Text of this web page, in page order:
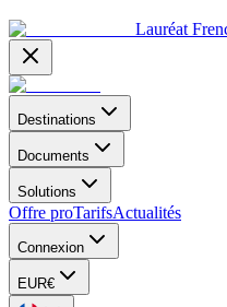
Lauréat
Destinations
Documents
Solutions
Offre proTarifsActualités
Connexion
EUR€